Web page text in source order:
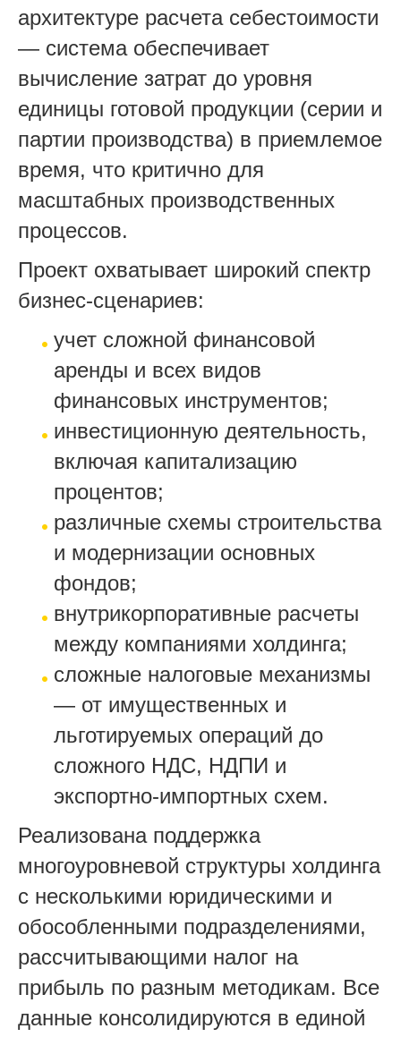
архитектуре расчета себестоимости
— система обеспечивает
вычисление затрат до уровня
единицы готовой продукции (серии и
партии производства) в приемлемое
время, что критично для
масштабных производственных
процессов.
Проект охватывает широкий спектр
бизнес‑сценариев:
учет сложной финансовой
аренды и всех видов
финансовых инструментов;
инвестиционную деятельность,
включая капитализацию
процентов;
различные схемы строительства
и модернизации основных
фондов;
внутрикорпоративные расчеты
между компаниями холдинга;
сложные налоговые механизмы
— от имущественных и
льготируемых операций до
сложного НДС, НДПИ и
экспортно‑импортных схем.
Реализована поддержка
многоуровневой структуры холдинга
с несколькими юридическими и
обособленными подразделениями,
рассчитывающими налог на
прибыль по разным методикам. Все
данные консолидируются в единой